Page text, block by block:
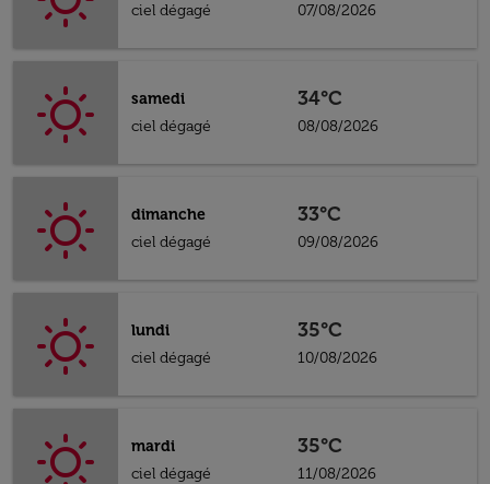
ciel dégagé
07/08/2026
samedi
ciel dégagé
34°C
08/08/2026
dimanche
ciel dégagé
33°C
09/08/2026
lundi
ciel dégagé
35°C
10/08/2026
mardi
ciel dégagé
35°C
11/08/2026